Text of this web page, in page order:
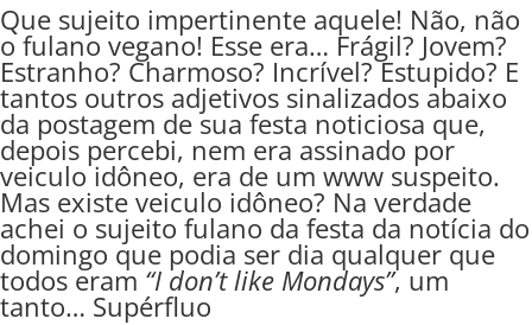
Que sujeito impertinente aquele! Não, não
o fulano vegano! Esse era… Frágil? Jovem?
Estranho? Charmoso? Incrível? Estupido? E
tantos outros adjetivos sinalizados abaixo
da postagem de sua festa noticiosa que,
depois percebi, nem era assinado por
veiculo idôneo, era de um www suspeito.
Mas existe veiculo idôneo? Na verdade
achei o sujeito fulano da festa da notícia do
domingo que podia ser dia qualquer que
todos eram “I don’t like Mondays”, um
tanto… Supérfluo